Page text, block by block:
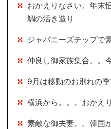
おかえりなさい。年末
鯛の活き造り
ジャパニーズチップで
仲良し御家族集合。。
9月は移動のお別れの
横浜から。。。おかえ
素敵な御夫妻。。韓国